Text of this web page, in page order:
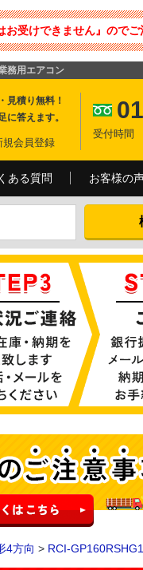
受けできません』ので
務用エアコン
見積り無料！
に答えます。
規会員登録
受付時間
ある質問 お客様の
4方向 > RCI-